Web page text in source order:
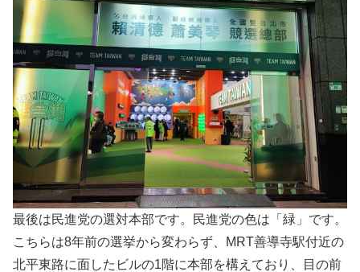
最後は民進党の選対本部です。民進党の色は「緑」です。
こちらは8年前の選挙から変わらず、MRT善導寺駅付近の
北平東路に面したビルの1階に本部を構えており、目の前